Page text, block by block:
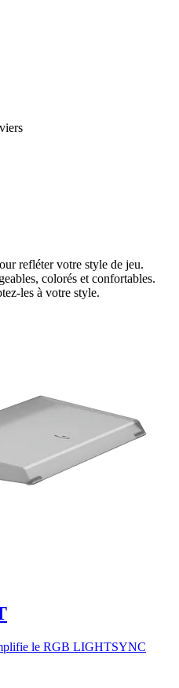
refléter votre style de jeu.
colorés et confortables.
les à votre style.
le RGB LIGHTSYNC